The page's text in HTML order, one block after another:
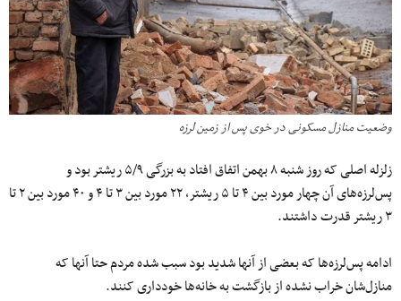
وضعیت منازل مسکونی در خوی پس از زمین لرزه
زلزله اصلی که روز شنبه ۸ بهمن اتفاق افتاد به بزرگی ۵/۹ ریشتر بود و
پس‌لرزه‌های آن چهار مورد بین ۴ تا ۵ ریشتر، ۲۲ مورد بین ۳ تا ۴ و ۴۰ مورد بین ۲ تا
۳ ریشتر قدرت داشتند.
ادامه پس‌لرزه‌ها که بعضی از آنها شدید بود سبب شده مردم حتا آنها که
منازل‌شان خراب نشده از بازگشت به خانه‌ها خودداری کنند.